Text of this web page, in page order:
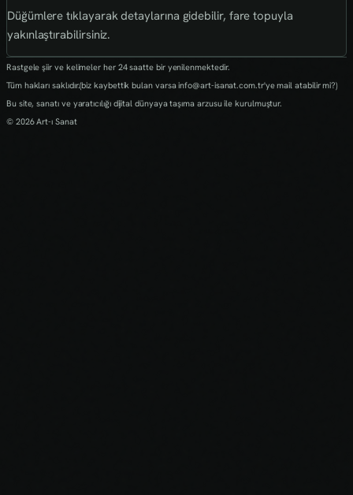
Düğümlere tıklayarak detaylarına gidebilir, fare topuyla
yakınlaştırabilirsiniz.
Rastgele şiir ve kelimeler her 24 saatte bir yenilenmektedir.
Tüm hakları saklıdır.(biz kaybettik bulan varsa info@art-isanat.com.tr'ye mail atabilir mi?)
Bu site, sanatı ve yaratıcılığı dijital dünyaya taşıma arzusu ile kurulmuştur.
© 2026 Art-ı Sanat